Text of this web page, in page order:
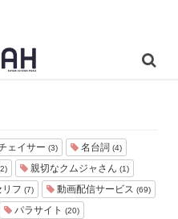
ェイサー (3) 名台詞 (4)
親切なクムジャさん (1)
リフ (7) 動画配信サービス (69)
パラサイト (20)